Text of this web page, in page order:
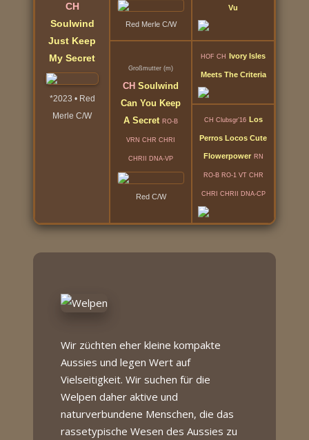
CH
Soulwind
Just Keep
My Secret
*2023 • Red
Merle C/W
Red Merle C/W
Vu
Großmutter (m)
CH Soulwind
Can You Keep
A Secret RO-B
VRN CHR CHRI
CHRII DNA-VP
Red C/W
HOF CH Ivory Isles
Meets The Criteria
CH Clubsgr’16 Los
Perros Locos Cute
Flowerpower RN
RO-B RO-1 VT CHR
CHRI CHRII DNA-CP
Wir züchten eher kleine kompakte
Aussies und legen Wert auf
Vielseitigkeit. Wir suchen für die
Welpen daher aktive und
naturverbundene Menschen, die das
rassetypische Wesen des Aussies zu